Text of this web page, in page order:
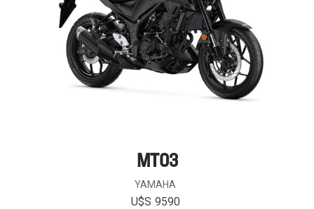
MT03
YAMAHA
U$S 9590